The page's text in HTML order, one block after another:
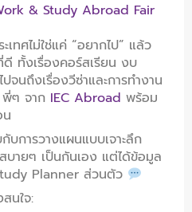
& Study Abroad Fair
เทศไม่ใช่แค่ “อยากไป” แล้ว
ทั้งเรื่องคอร์สเรียน งบ
จนถึงเรื่องวีซ่าและการทำงาน
พี่ๆ จาก IEC Abroad พร้อม
การวางแผนแบบเจาะลึก
บายๆ เป็นกันเอง แต่ได้ข้อมูล
Planner ส่วนตัว
นใจ: